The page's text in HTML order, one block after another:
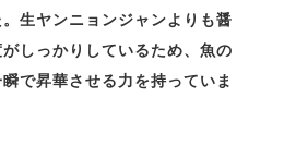
生ヤンニョンジャンよりも醤
しっかりしているため、魚の
で昇華させる力を持っていま